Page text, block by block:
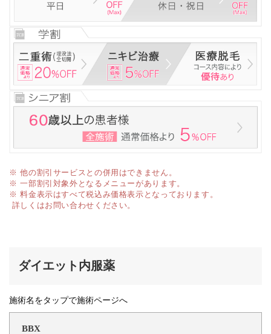
※ 他の割引サービスとの併用はできません。
※ 一部割引対象外となるメニューがあります。
※ 料金表示はすべて税込み価格表示となっております。
詳しくはお問い合わせください。
ダイエット内服薬
施術名をタップで施術ページへ
BBX